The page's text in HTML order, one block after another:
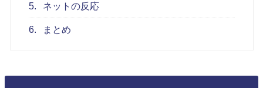
5. ネットの反応
6. まとめ